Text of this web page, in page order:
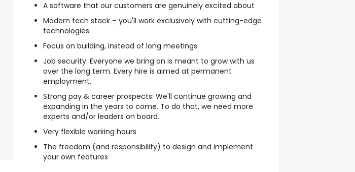
A software that our customers are genuinely excited about
Modern tech stack – you'll work exclusively with cutting-edge
technologies
Focus on building, instead of long meetings
Job security: Everyone we bring on is meant to grow with us
over the long term. Every hire is aimed at permanent
employment.
Strong pay & career prospects: We'll continue growing and
expanding in the years to come. To do that, we need more
experts and/or leaders on board.
Very flexible working hours
The freedom (and responsibility) to design and implement
your own features